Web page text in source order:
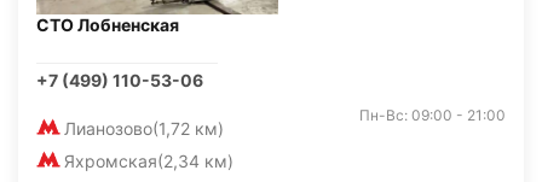
СТО Лобненская
+7 (499) 110-53-06
Лианозово(1,72 км)
Яхромская(2,34 км)
Пн-Вс: 09:00 - 21:00